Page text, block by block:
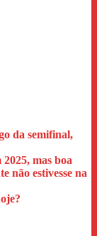
da semifinal,
mas boa
não estivesse na